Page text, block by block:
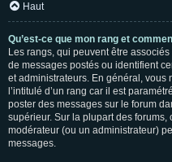
Haut
Qu’est-ce que mon rang et
Les rangs, qui peuvent être
de messages postés ou identifient
et administrateurs. En général,
l’intitulé d’un rang car il est
poster des messages sur le forum
supérieur. Sur la plupart des
modérateur (ou un administrateur)
messages.